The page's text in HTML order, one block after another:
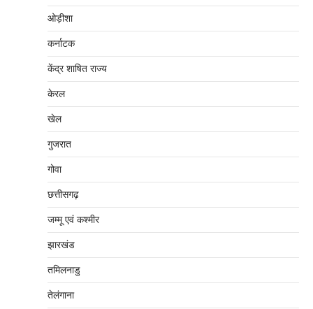
ओड़ीशा
कर्नाटक
केंद्र शाषित राज्य
केरल
खेल
गुजरात
गोवा
छत्तीसगढ़
जम्‍मू एवं कश्‍मीर
झारखंड
तमिलनाडु
तेलंगाना